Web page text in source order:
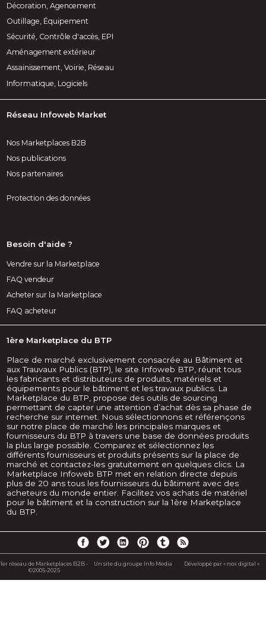
Décoration, Agencement
Outillage, Équipement
Sécurité, Contrôle d'accès, EPI
Aménagement extérieur
Assainissement, Voirie, Réseau
Informatique, Logiciels
Réseau Infoweb Market
Nos Marketplaces B2B
Nos publications
Nos partenaires
Protection des données
Besoin d'aide ?
Vendre sur la Marketplace
FAQ vendeur
Acheter sur la Marketplace
FAQ acheteur
1ère Marketplace du BTP
Place de marché exclusivement consacrée au Bâtiment et
aux Trauvaux Publics (BTP), le site Infoweb BTP, réunit tous
les fabricants et distributeurs de produits, matériels et
équipements pour le bâtiment et les travaux publics. La
Marketplace du BTP, propose des outils de sourcing
permettant de capter une attention d’achat dès sa phase de
recherche sur internet. Nous sélectionnons et référençons
sur notre place de marché les principales marques et
fournisseurs du BTP à travers une base de données produits
la plus large possible. Comparez et sélectionnez les
différents fournisseurs et produits présents sur la place de
marché et contactez-les gratuitement en quelques clics. La
Marketplace Infoweb BTP met en relation directe depuis
plus de 20 ans tous les fournisseurs du bâtiment avec des
acheteurs du monde entier. Facilitez vos achats de matériel
pour le bâtiment et la construction sur la 1ère Marketplace
du BTP.
1er réseau de Marketplaces B2B -
©2005-2025
Un site du groupe Info Media Développé par « nox digital »